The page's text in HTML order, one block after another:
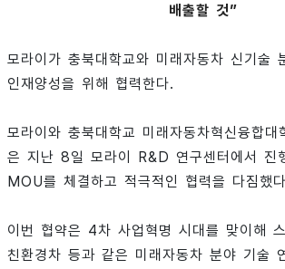
배출할 것”
모라이가 충북대학교와 미래자동차 신기술
인재양성을 위해 협력한다.
모라이와 충북대학교 미래자동차혁신융합대
은 지난 8일 모라이 R&D 연구센터에서 진
MOU를 체결하고 적극적인 협력을 다짐했
이번 협약은 4차 사업혁명 시대를 맞이해
친환경차 등과 같은 미래자동차 분야 기술